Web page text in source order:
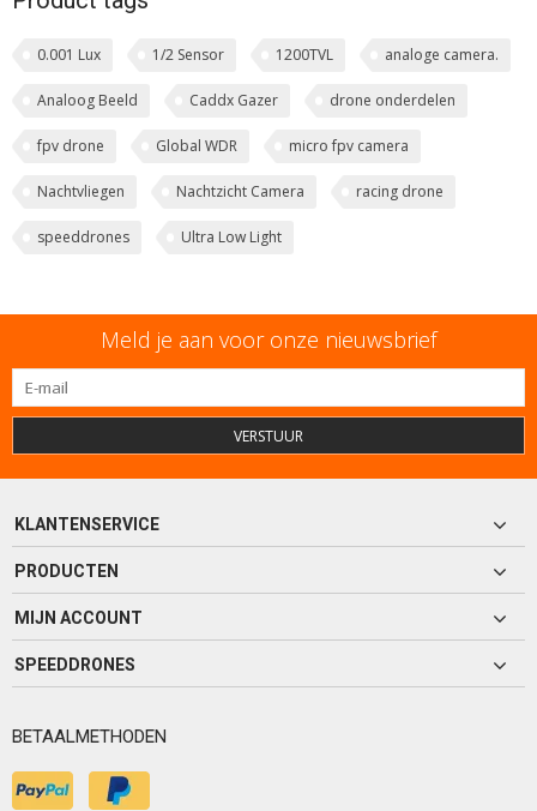
0.001 Lux 1/2 Sensor 1200TVL analoge camera.
Analoog Beeld Caddx Gazer drone onderdelen
fpv drone Global WDR micro fpv camera
Nachtvliegen Nachtzicht Camera racing drone
speeddrones Ultra Low Light
Meld je aan voor onze nieuwsbrief
VERSTUUR
KLANTENSERVICE
PRODUCTEN
MIJN ACCOUNT
SPEEDDRONES
BETAALMETHODEN